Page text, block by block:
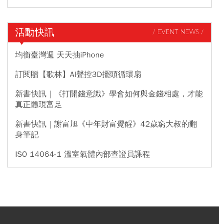
活動快訊 / EVENT NEWS /
均衡臺灣週 天天抽iPhone
訂閱贈【歌林】AI聲控3D擺頭循環扇
新書快訊｜《打開錢意識》學會如何與金錢相處，才能
真正體現富足
新書快訊｜謝富旭《中年財富覺醒》42歲窮大叔的翻
身筆記
ISO 14064-1 溫室氣體內部查證員課程